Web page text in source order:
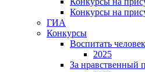
Конкурсы на
ГИА
Конкурсы
Воспитать
2025
За нравственный